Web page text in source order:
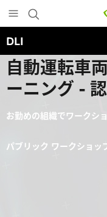
to
main
content
DLI
インストラクターによ
自動運転車
ーニング -
お勤めの組織でワークシ
パブリック ワークショッ